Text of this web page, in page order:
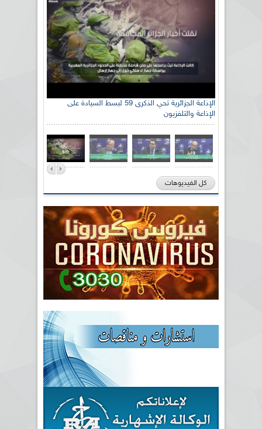
الإذاعة الجزائرية تحي الذكرى 59 لبسط السيادة على
الإذاعة والتلفزيون
كل الفيديوهات